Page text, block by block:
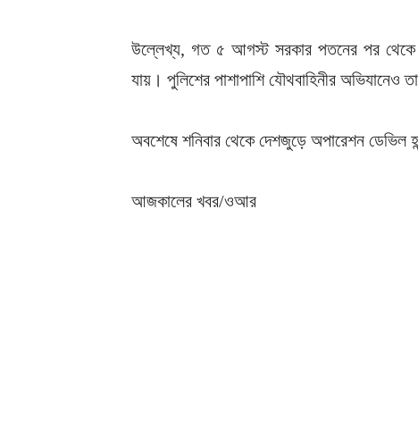
উল্লেখ্য, গত ৫ আগস্ট সরকার পতনের পর থেকে
যায়। পুলিশের পাশাপাশি যৌথবাহিনীর অভিযানেও
অবশেষে শনিবার থেকে দেশজুড়ে অপারেশন ডেভিল
আজকালের খবর/ওআর